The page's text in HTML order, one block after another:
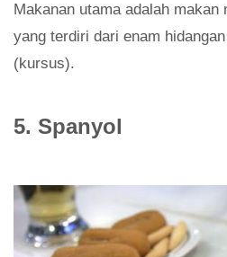
Makanan utama adalah makan
yang terdiri dari enam
(kursus).
5. Spanyol